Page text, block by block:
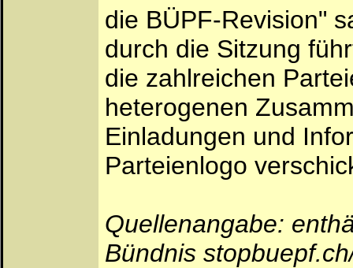
die BÜPF-Revision"
durch die Sitzung
die zahlreichen
heterogenen
Einladungen und
Parteienlogo
Quellenangabe:
Bündnis